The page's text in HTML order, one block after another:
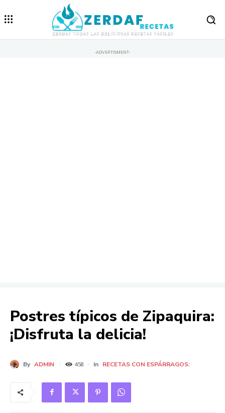
-ADVERTISMENT-
Postres típicos de Zipaquira:
¡Disfruta la delicia!
By ADMIN 458 In RECETAS CON ESPÁRRAGOS: